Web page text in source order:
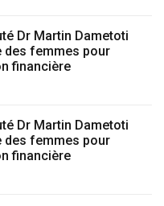
Dr Martin Dametoti
des femmes pour
financière
Dr Martin Dametoti
des femmes pour
financière